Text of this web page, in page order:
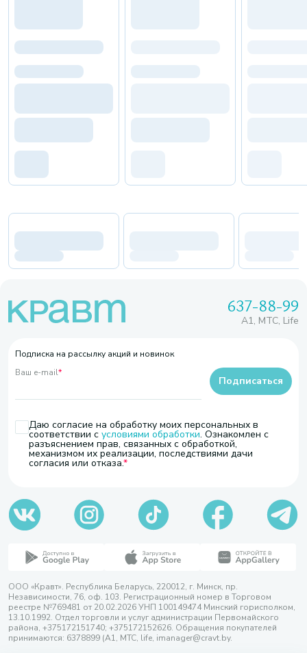
637-88-99
A1, МТС, Life
Подписка на рассылку акций и новинок
Ваш e-mail*
Даю согласие на обработку моих персональных в
соответствии с условиями обработки. Ознакомлен с
разъяснением прав, связанных с обработкой,
механизмом их реализации, последствиями дачи
согласия или отказа.
Подписаться
ООО «Кравт». Республика Беларусь, 220012, г. Минск, пр.
Независимости, 76, оф. 103. Регистрационный номер в Торговом
реестре №769481 от 20.02.2026 УНП 100149474 Минский горисполком,
13.10.1992. Отдел торговли и услуг администрации Первомайского
района, +375172151740; +375172152626. Обращения покупателей
принимаются: 6378899 (А1, МТС, life, imanager@cravt.by.